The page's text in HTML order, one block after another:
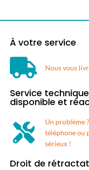
À votre service
Nous vous
Service technique
disponible et
Un problème
téléphone ou
sérieux !
Droit de